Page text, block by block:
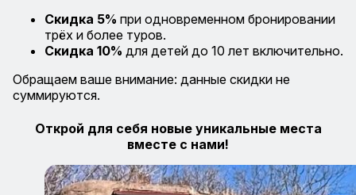
Скидка 5% при одновременном бронировании
трёх и более туров.
Скидка 10% для детей до 10 лет включительно.
Обращаем ваше внимание: данные скидки не
суммируются.
Открой для себя новые уникальные места
вместе с нами!